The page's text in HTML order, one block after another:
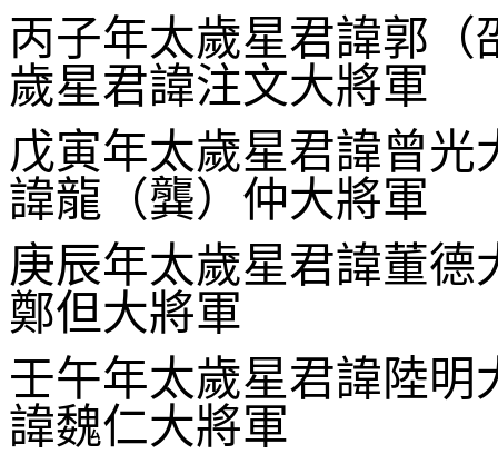
丙子年太歲星君諱郭
歲星君諱注文大
戊寅年太歲星君諱曾光
諱龍（龔）仲大將
庚辰年太歲星君諱董
鄭但大將軍
壬午年太歲星君諱陸明
諱魏仁大將軍